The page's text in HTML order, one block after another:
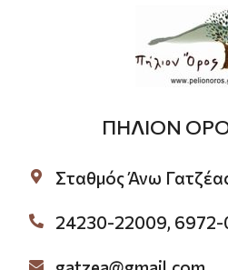
ΠΗΛΙΟΝ
Σταθμός Άνω
24230-22009,